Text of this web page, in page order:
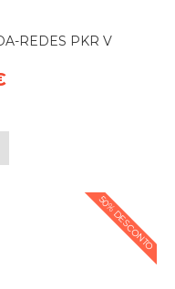
REDES PKR V
50% DESCONTO